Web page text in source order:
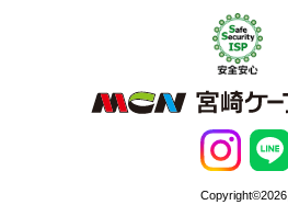
Copyright©2026,